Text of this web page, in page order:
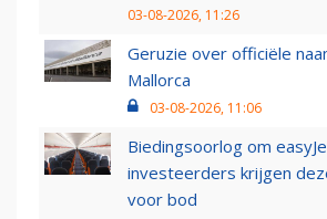
03-08-2026, 11:26
Geruzie over officiële
Mallorca
03-08-2026, 11:06
Biedingsoorlog om
investeerders krijgen
voor bod